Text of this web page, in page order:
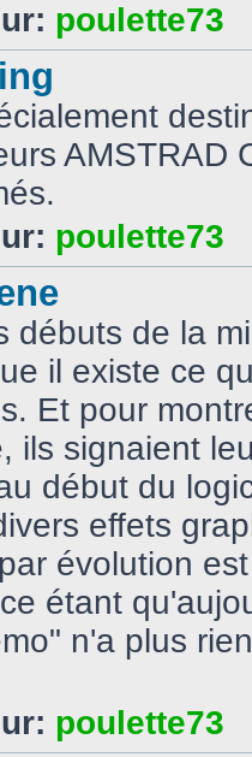
poulette73
AMSTRAD
poulette73
débuts de la
il existe ce
Et pour
ils signaient
début du
effets
évolution
étant
n'a plus
poulette73